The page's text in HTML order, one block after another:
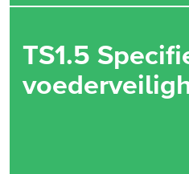
TS1.5